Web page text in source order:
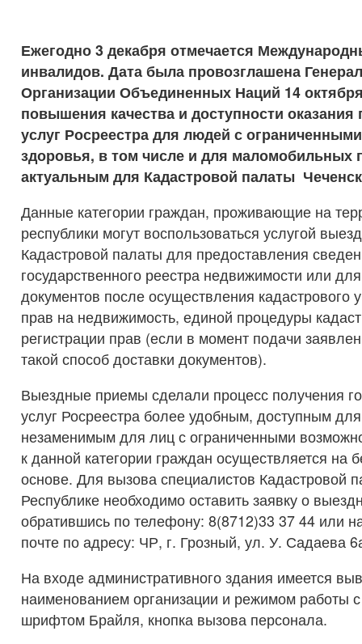
Ежегодно 3 декабря отмечается
инвалидов. Дата была провозглашена
Организации Объединенных Наций 14
повышения качества и доступности оказания
услуг Росреестра для людей с
здоровья, в том числе и для маломобильных
актуальным для Кадастровой палаты
Данные категории граждан, проживающие на
республики могут воспользоваться услугой
Кадастровой палаты для предоставления
государственного реестра недвижимости или
документов после осуществления кадастрового
прав на недвижимость, единой процедуры
регистрации прав (если в момент подачи
такой способ доставки документов).
Выездные приемы сделали процесс получения
услуг Росреестра более удобным, доступным
незаменимым для лиц с ограниченными
к данной категории граждан осуществляется на
основе. Для вызова специалистов Кадастровой
Республике необходимо оставить заявку о
обратившись по телефону: 8(8712)33 37 44 или
почте по адресу: ЧР, г. Грозный, ул. У. Садаева
На входе административного здания имеется
наименованием организации и режимом работы с
шрифтом Брайля, кнопка вызова персонала.